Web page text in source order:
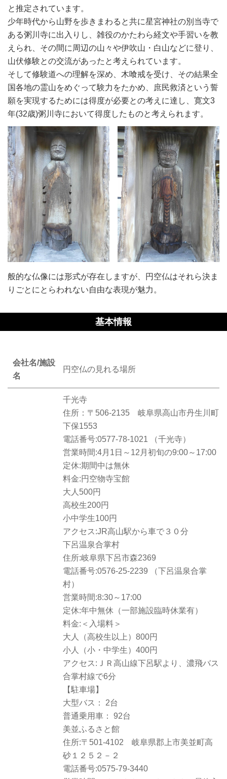
と推定されています。
少年時代から山野を歩きまわると共に星宮神社の別当寺で
ある粥川寺に出入りし、雑役のかたわら経文や手習いを教
えられ、その間に周辺の山々や伊吹山・白山などに登り、
山伏修験との交流があったと考えられています。
そして修験道への理解を深め、木喰戒を受け、その結果全
国各地の霊山をめぐって験力をたかめ、庶民救済という誓
願を実現するためには得度が必要との考えに達し、寛文3
年(32歳)粥川寺において得度したものと考えられます。
般的な仏像には形式が存在しますが、円空仏はそれら決ま
りごとにとらわれない自由な表現が魅力。
基本情報
会社名/施設
名
円空仏の見れる場所
千光寺
住所：〒506-2135 岐阜県高山市丹生川町
下保1553
電話番号:0577-78-1021 （千光寺）
営業時間:4月1日～12月初旬の9:00～17:00
定休:期間中は無休
料金:円空物寺宝館
大人500円
高校生200円
小中学生100円
アクセス:JR高山駅から車で３０分
下呂温泉合掌村
住所:岐阜県下呂市森2369
電話番号:0576-25-2239 （下呂温泉合掌
村）
営業時間:8:30～17:00
定休:年中無休（一部施設臨時休業有）
料金:＜入場料＞
大人（高校生以上）800円
小人（小・中学生）400円
アクセス:ＪＲ高山線下呂駅より、濃飛バス
合掌村線で6分
【駐車場】
大型バス： 2台
普通乗用車： 92台
美並ふるさと館
住所:〒501-4102 岐阜県郡上市美並町高
砂１２５２－２
電話番号:0575-79-3440